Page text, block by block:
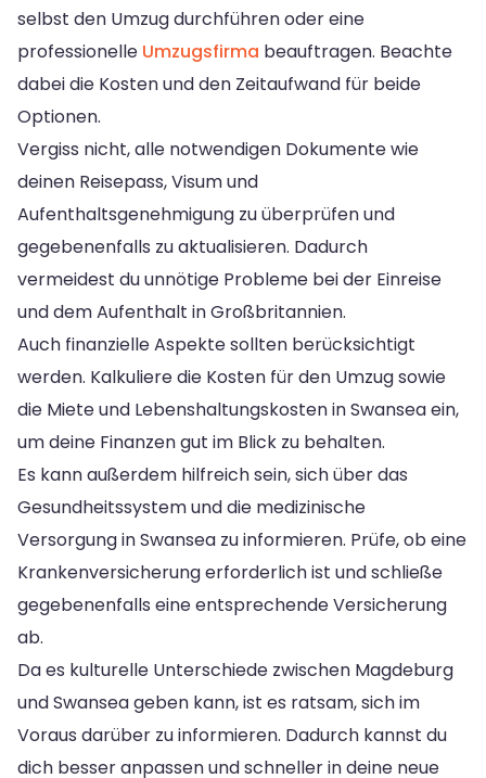
selbst den Umzug durchführen oder eine
professionelle Umzugsfirma beauftragen. Beachte
dabei die Kosten und den Zeitaufwand für beide
Optionen.
Vergiss nicht, alle notwendigen Dokumente wie
deinen Reisepass, Visum und
Aufenthaltsgenehmigung zu überprüfen und
gegebenenfalls zu aktualisieren. Dadurch
vermeidest du unnötige Probleme bei der Einreise
und dem Aufenthalt in Großbritannien.
Auch finanzielle Aspekte sollten berücksichtigt
werden. Kalkuliere die Kosten für den Umzug sowie
die Miete und Lebenshaltungskosten in Swansea ein,
um deine Finanzen gut im Blick zu behalten.
Es kann außerdem hilfreich sein, sich über das
Gesundheitssystem und die medizinische
Versorgung in Swansea zu informieren. Prüfe, ob eine
Krankenversicherung erforderlich ist und schließe
gegebenenfalls eine entsprechende Versicherung
ab.
Da es kulturelle Unterschiede zwischen Magdeburg
und Swansea geben kann, ist es ratsam, sich im
Voraus darüber zu informieren. Dadurch kannst du
dich besser anpassen und schneller in deine neue